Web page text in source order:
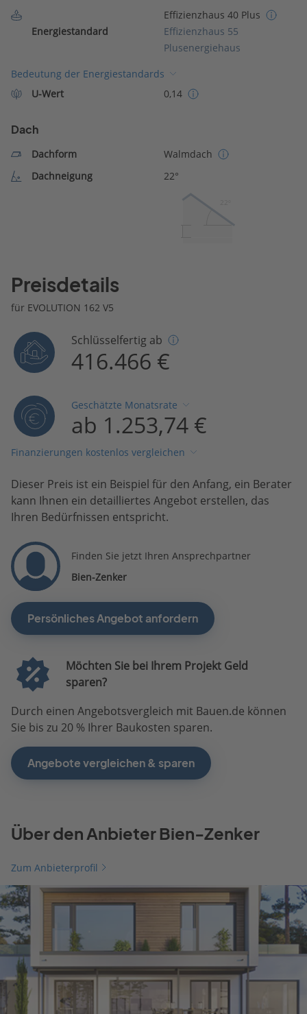
Energiestandard
Effizienzhaus 40 Plus
Effizienzhaus 55
Plusenergiehaus
Bedeutung der Energiestandards
U-Wert
0,14
Dach
Dachform
Walmdach
Dachneigung
22°
Preisdetails
für EVOLUTION 162 V5
Schlüsselfertig ab
416.466 €
Geschätzte Monatsrate
ab 1.253,74 €
Finanzierungen kostenlos vergleichen
Dieser Preis ist ein Beispiel für den Anfang, ein Berater
kann Ihnen ein detailliertes Angebot erstellen, das
Ihren Bedürfnissen entspricht.
Finden Sie jetzt Ihren Ansprechpartner
Bien-Zenker
Persönliches Angebot anfordern
Möchten Sie bei Ihrem Projekt Geld
sparen?
Durch einen Angebotsvergleich mit Bauen.de können
Sie bis zu 20 % Ihrer Baukosten sparen.
Angebote vergleichen & sparen
Über den Anbieter Bien-Zenker
Zum Anbieterprofil